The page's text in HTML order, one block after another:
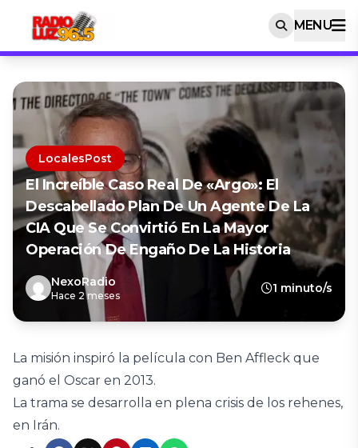
MENU
LocalesPost
El Increíble Caso Real De «Argo»: El
Descabellado Plan De Un Agente De La
CIA Que Se Convirtió En La Mayor
Operación De Engaño De La Historia
NexoRadio
Hace 2 meses
1 minuto/s
La misión inspiró la película con Ben Affleck que
ganó el Oscar en 2013.
La trama se desarrolla en plena crisis de los rehenes,
en Irán.